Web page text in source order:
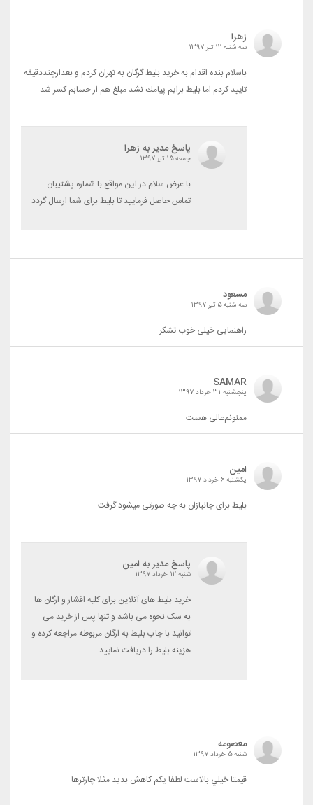
زهرا
سه شنبه 12 تیر 1397
باسلام بنده اقدام به خريد بليط گرگان به تهران كردم و بعدازچنددقيقه
تاييد كردم اما بليط برايم پيامك نشد مبلغ هم از حسابم كسر شد
پاسخ مدیر به زهرا
جمعه 15 تیر 1397
با عرض سلام در این مواقع با شماره پشتیبان
تماس حاصل فرمایید تا بلیط برای شما ارسال گردد
مسعود
سه شنبه 5 تیر 1397
راهنمایی خیلی خوب تشکر
SAMAR
پنجشنبه 31 خرداد 1397
ممنونم‌عالی هست
امین
یکشنبه 6 خرداد 1397
بلیط برای جانبازان به چه صورتی میشود گرفت
پاسخ مدیر به امین
شنبه 12 خرداد 1397
خرید بلیط های آنلاین برای کلیه اقشار و ارگان ها
به سک نحوه می باشد و تنها پس از خرید می
توانید با چاپ بلیط به ارگان مربوطه مراجعه کرده و
هزینه بلیط را دریافت نمایید
معصومه
شنبه 5 خرداد 1397
قيمتا خيلي بالاست لطفا يکم کاهش بديد مثلا چارترها